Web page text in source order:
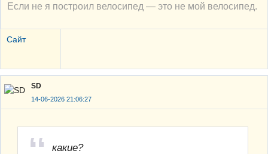
Если не я построил велосипед — это не мой велосипед.
Сайт
SD
14-06-2026 21:06:27
какие?